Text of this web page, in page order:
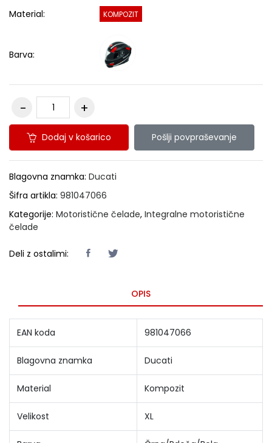
Material: KOMPOZIT
Barva:
Dodaj v košarico Pošlji povpraševanje
Blagovna znamka: Ducati
Šifra artikla: 981047066
Kategorije: Motoristične čelade, Integralne motoristične
čelade
Deli z ostalimi:
OPIS
EAN koda 981047066
Blagovna znamka Ducati
Material Kompozit
Velikost XL